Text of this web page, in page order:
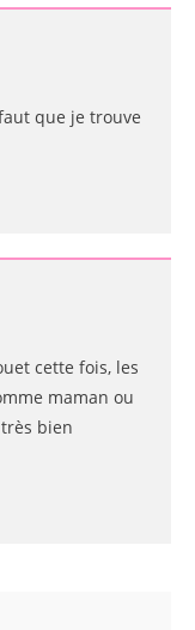
que je trouve
cette fois, les
maman ou
bien